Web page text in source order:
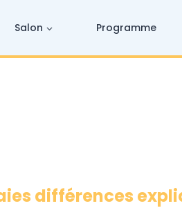
Salon Programme
différences